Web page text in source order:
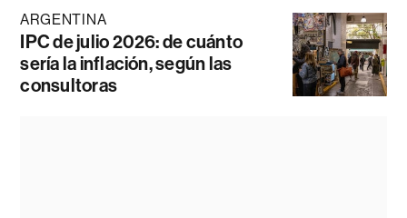
ARGENTINA
IPC de julio 2026: de cuánto
sería la inflación, según las
consultoras